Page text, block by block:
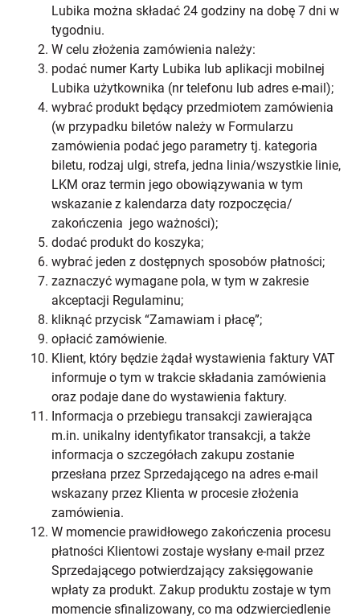
Lubika można składać 24 godziny na dobę 7 dni w
tygodniu.
W celu złożenia zamówienia należy:
podać numer Karty Lubika lub aplikacji mobilnej
Lubika użytkownika (nr telefonu lub adres e-mail);
wybrać produkt będący przedmiotem zamówienia
(w przypadku biletów należy w Formularzu
zamówienia podać jego parametry tj. kategoria
biletu, rodzaj ulgi, strefa, jedna linia/wszystkie linie,
LKM oraz termin jego obowiązywania w tym
wskazanie z kalendarza daty rozpoczęcia/
zakończenia jego ważności);
dodać produkt do koszyka;
wybrać jeden z dostępnych sposobów płatności;
zaznaczyć wymagane pola, w tym w zakresie
akceptacji Regulaminu;
kliknąć przycisk “Zamawiam i płacę”;
opłacić zamówienie.
Klient, który będzie żądał wystawienia faktury VAT
informuje o tym w trakcie składania zamówienia
oraz podaje dane do wystawienia faktury.
Informacja o przebiegu transakcji zawierająca
m.in. unikalny identyfikator transakcji, a także
informacja o szczegółach zakupu zostanie
przesłana przez Sprzedającego na adres e-mail
wskazany przez Klienta w procesie złożenia
zamówienia.
W momencie prawidłowego zakończenia procesu
płatności Klientowi zostaje wysłany e-mail przez
Sprzedającego potwierdzający zaksięgowanie
wpłaty za produkt. Zakup produktu zostaje w tym
momencie sfinalizowany, co ma odzwierciedlenie